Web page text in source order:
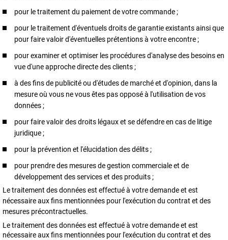
pour le traitement du paiement de votre commande ;
pour le traitement d'éventuels droits de garantie existants ainsi que
pour faire valoir d'éventuelles prétentions à votre encontre ;
pour examiner et optimiser les procédures d'analyse des besoins en
vue d'une approche directe des clients ;
à des fins de publicité ou d'études de marché et d'opinion, dans la
mesure où vous ne vous êtes pas opposé à l'utilisation de vos
données ;
pour faire valoir des droits légaux et se défendre en cas de litige
juridique ;
pour la prévention et l'élucidation des délits ;
pour prendre des mesures de gestion commerciale et de
développement des services et des produits ;
Le traitement des données est effectué à votre demande et est
nécessaire aux fins mentionnées pour l'exécution du contrat et des
mesures précontractuelles.
Le traitement des données est effectué à votre demande et est
nécessaire aux fins mentionnées pour l'exécution du contrat et des